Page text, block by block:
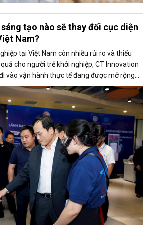
tạo nào sẽ thay đổi cục diện
Nam?
tại Việt Nam còn nhiều rủi ro và thiếu
cho người trẻ khởi nghiệp, CT Innovation
vào vận hành thực tế đang được mở rộng
quyền trên toàn quốc.